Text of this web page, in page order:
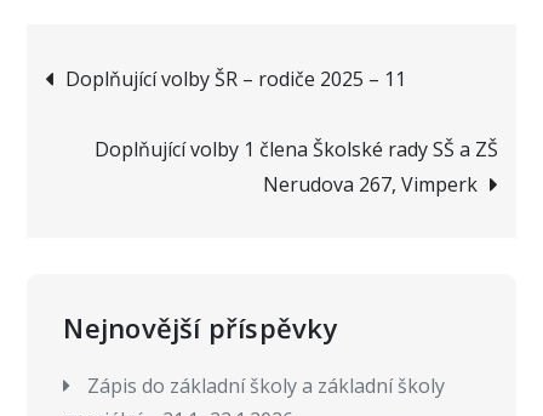
Navigace
pro
příspěvek
Doplňující volby ŠR – rodiče 2025 – 11
Doplňující volby 1 člena Školské rady SŠ a ZŠ
Nerudova 267, Vimperk
Nejnovější příspěvky
Zápis do základní školy a základní školy